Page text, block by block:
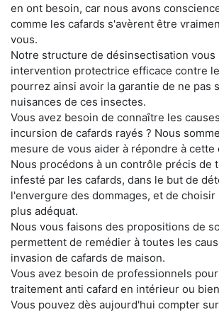
en ont besoin, car nous avons
comme les cafards s'avèrent être
vous.
Notre structure de désinsectisation vous
intervention protectrice efficace contre
pourrez ainsi avoir la garantie de ne pas
nuisances de ces insectes.
Vous avez besoin de connaître les
incursion de cafards rayés ? Nous
mesure de vous aider à répondre à cette
Nous procédons à un contrôle précis de
infesté par les cafards, dans le but de
l'envergure des dommages, et de
plus adéquat.
Nous vous faisons des propositions de
permettent de remédier à toutes les
invasion de cafards de maison.
Vous avez besoin de professionnels
traitement anti cafard en intérieur ou
Vous pouvez dès aujourd'hui compter